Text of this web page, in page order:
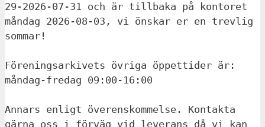
29-2026-07-31 och är tillbaka på kontoret
måndag 2026-08-03, vi önskar er en trevlig
sommar!
Föreningsarkivets övriga öppettider är:
måndag-fredag 09:00-16:00
Annars enligt överenskommelse. Kontakta
gärna oss i förväg vid leverans då vi kan